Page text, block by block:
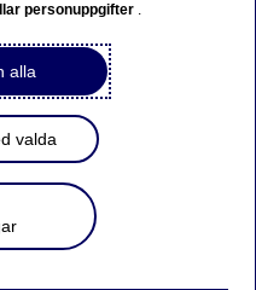
villkor och blanketter
personuppgifter .
alla
valda